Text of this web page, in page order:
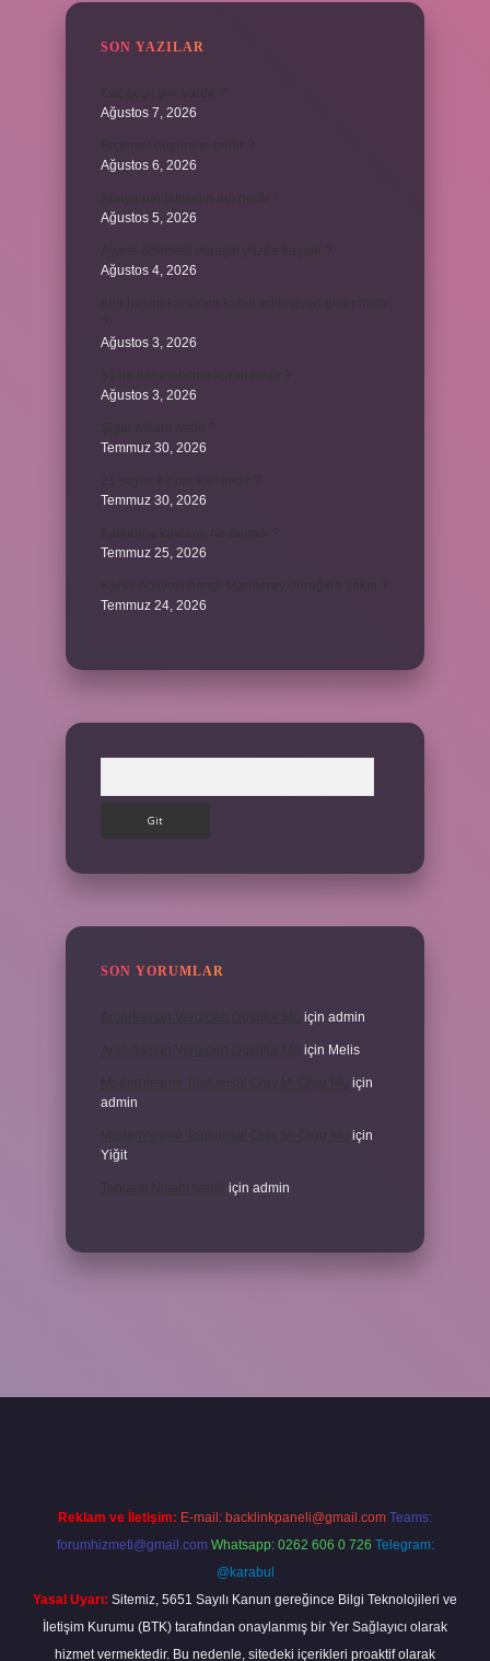
SON YAZILAR
Ağustos 7, 2026
Ağustos 6, 2026
Ağustos 5, 2026
Ağustos 4, 2026
Ağustos 3, 2026
Ağustos 3, 2026
Temmuz 30, 2026
Temmuz 30, 2026
Temmuz 25, 2026
Temmuz 24, 2026
SON YORUMLAR
için admin
için Melis
için
admin
için
Yiğit
için admin
Reklam ve İletişim: E-mail: backlinkpaneli@gmail.com Teams:
forumhizmeti@gmail.com Whatsapp: 0262 606 0 726 Telegram:
@karabul
Yasal Uyarı: Sitemiz, 5651 Sayılı Kanun gereğince Bilgi Teknolojileri ve
İletişim Kurumu (BTK) tarafından onaylanmış bir Yer Sağlayıcı olarak
hizmet vermektedir. Bu nedenle, sitedeki içerikleri proaktif olarak